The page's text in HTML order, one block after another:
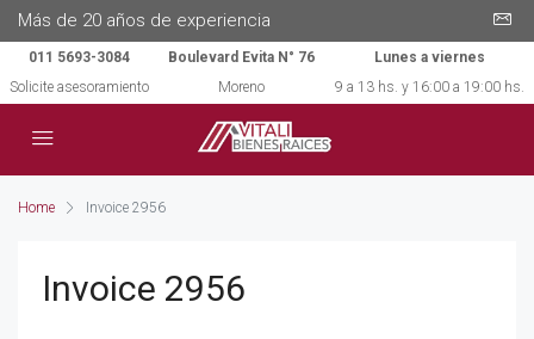
Más de 20 años de experiencia
011 5693-3084
Solicite asesoramiento
Boulevard Evita N° 76
Moreno
Lunes a viernes
9 a 13 hs. y 16:00 a 19:00 hs.
Home Invoice 2956
Invoice 2956